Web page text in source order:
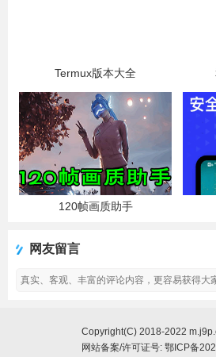
Termux版本大全
120帧画质助手
网友留言
Copyright(C) 2018-2022
网站备案/许可证号: 鄂ICP备